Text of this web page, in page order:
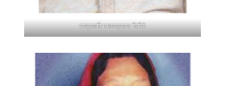
राष्ट्रकवि माधवप्रसाद घिमिरे